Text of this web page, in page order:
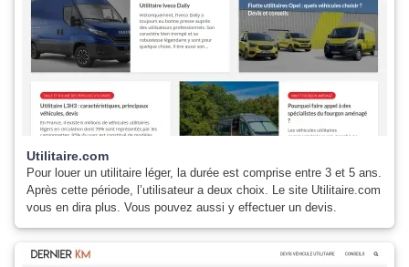
Utilitaire.com
Pour louer un utilitaire léger, la durée est comprise entre 3 et 5 ans.
Après cette période, l’utilisateur a deux choix. Le site Utilitaire.com
vous en dira plus. Vous pouvez aussi y effectuer un devis.